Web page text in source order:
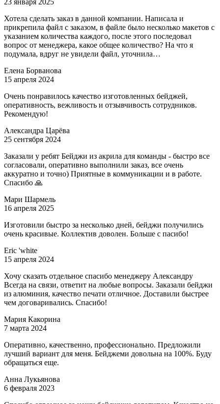
23 января 2025
Хотела сделать заказ в данной компании. Написала и
прикрепила файл с заказом, в файле было несколько макетов с
указанием количества каждого, после этого последовал
вопрос от менеджера, какое общее количество? На что я
подумала, вдруг не увидели файл, уточнила…
Елена Борванова
15 апреля 2024
Очень понравилось качество изготовленных бейджей,
оперативность, вежливость и отзывчивость сотрудников.
Рекомендую!
Александра Царёва
25 сентября 2024
Заказали у ребят Бейджи из акрила для команды - быстро все
согласовали, оперативно выполнили заказ, все очень
аккуратно и точно) Приятные в коммуникации и в работе.
Спасибо 🙏
Мари Шармель
16 апреля 2025
Изготовили быстро за несколько дней, бейджи получились
очень красивые. Коллектив доволен. Больше с пасибо!
Eric 'white
15 апреля 2024
Хочу сказать отдельное спасибо менеджеру Александру
Всегда на связи, ответит на любые вопросы. Заказали бейджи
из алюминия, качество печати отличное. Доставили быстрее
чем договаривались. Спасибо!
Мария Какорина
7 марта 2024
Оперативно, качественно, профессионально. Предложили
лучший вариант для меня. Бейджеми довольна на 100%. Буду
обращаться еще.
Анна Лукьянова
6 февраля 2023